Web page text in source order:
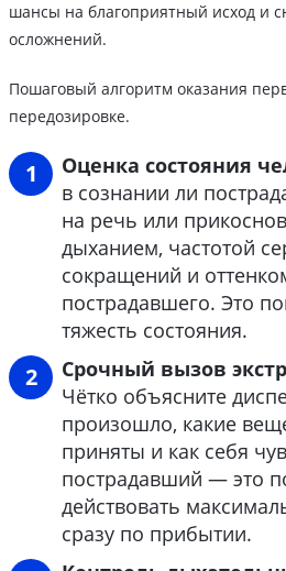
шансы на благоприятный исход и
осложнений.
Пошаговый алгоритм оказания
передозировке.
Оценка состояния
в сознании ли
на речь или
дыханием, частотой
сокращений и
пострадавшего. Это
тяжесть состояния.
Срочный вызов
Чётко объясните
произошло, какие
приняты и как себя
пострадавший — это
действовать
сразу по прибытии.